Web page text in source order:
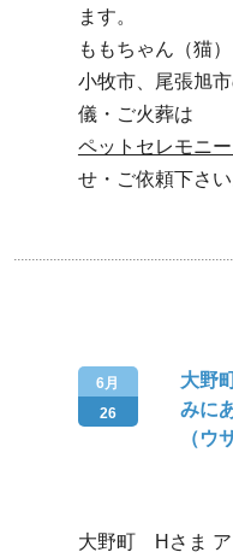
ます。
ももちゃん（猫
小牧市、尾張旭
儀・ご火葬は
ペットセレモニ
せ・ご依頼下さい
6月
26
大野
みに
（ウ
大野町 Hさま ア